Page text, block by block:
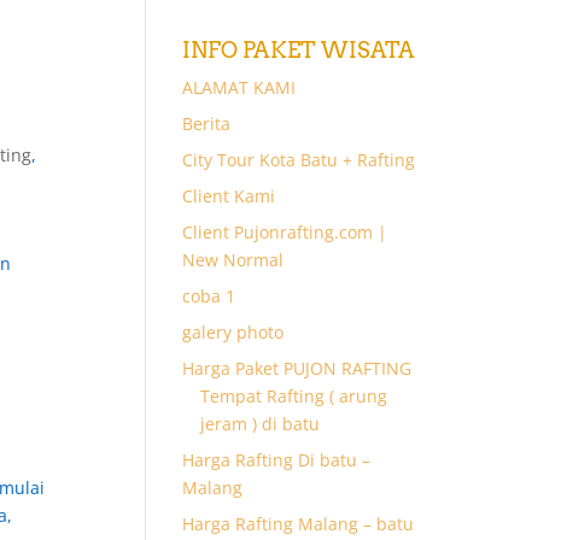
,
INFO PAKET WISATA
ALAMAT KAMI
Berita
City Tour Kota Batu + Rafting
Client Kami
Client Pujonrafting.com |
New Normal
coba 1
galery photo
Harga Paket PUJON RAFTING
Tempat Rafting ( arung
jeram ) di batu
Harga Rafting Di batu –
Malang
Harga Rafting Malang – batu